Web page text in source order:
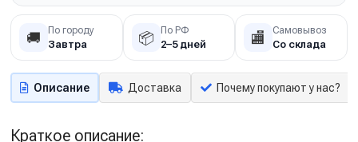
🚚 По городу
Завтра 📦 По РФ
2–5 дней 🏬 Самовывоз
Со склада
Описание Доставка Почему покупают у нас?
Краткое описание: